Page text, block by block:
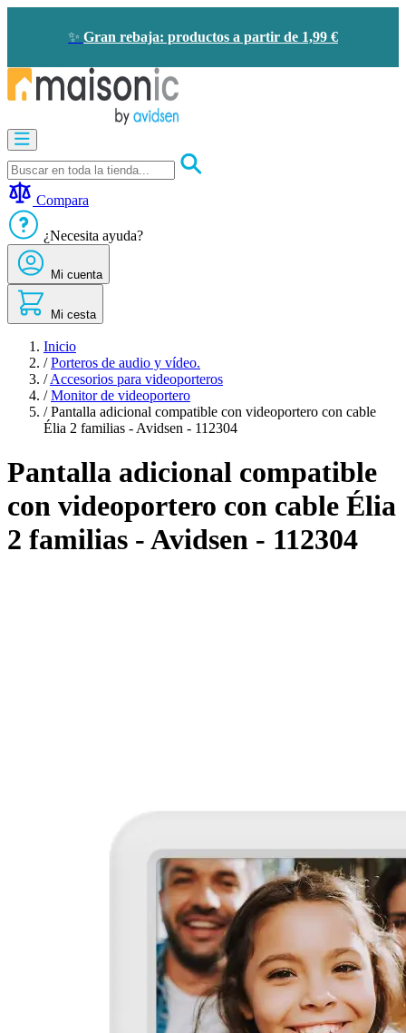
✨ Gran rebaja: productos a partir de 1,99 €
Audioporteros
y
videoporteros
-
ahorro
de
energía
Seguridad
Confort
Oportunidades
Compara
¿Necesita ayuda?
Mi cuenta
Mi cesta
Inicio
/ Porteros de audio y vídeo.
/ Accesorios para videoporteros
/ Monitor de videoportero
/ Pantalla adicional compatible con videoportero con cable
Élia 2 familias - Avidsen - 112304
Pantalla adicional compatible
con videoportero con cable Élia
2 familias - Avidsen - 112304